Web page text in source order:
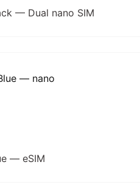
— Dual nano SIM
— eSIM